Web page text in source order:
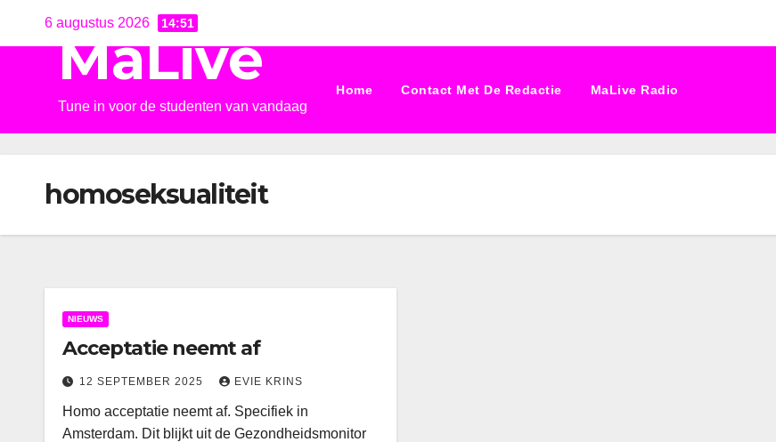
6 augustus 2026 14:51
MaLive
Tune in voor de studenten van vandaag
Home Contact Met De Redactie MaLive Radio
homoseksualiteit
NIEUWS
Acceptatie neemt af
12 SEPTEMBER 2025 EVIE KRINS
Homo acceptatie neemt af. Specifiek in
Amsterdam. Dit blijkt uit de Gezondheidsmonitor